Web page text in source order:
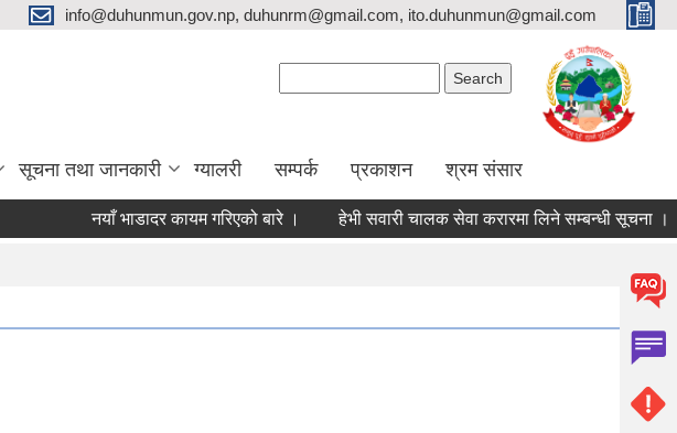
info@duhunmun.gov.np, duhunrm@gmail.com, ito.duhunmun@gmail.com
सूचना तथा जानकारी ग्यालरी सम्पर्क प्रकाशन श्रम संसार
नयाँ भाडादर कायम गरिएको बारे । हेभी सवारी चालक सेवा करारमा लिने सम्बन्धी सूचना ।